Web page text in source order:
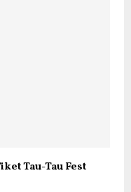
Tau-Tau Fest